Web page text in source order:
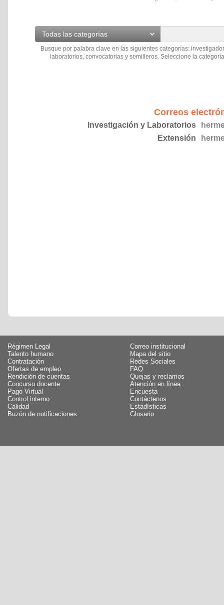
Todas las categorías
Busque por palabra clave en las siguientes categorías:
laboratorios, convocatorias y semilleros. Seleccione la
Correos
Investigación y Laboratorios
Extensión
Régimen Legal
Talento humano
Contratación
Ofertas de empleo
Rendición de cuentas
Concurso docente
Pago Virtual
Control interno
Calidad
Buzón de notificaciones
Correo institucional
Mapa del sitio
Redes Sociales
FAQ
Quejas y reclamos
Atención en línea
Encuesta
Contáctenos
Estadísticas
Glosario